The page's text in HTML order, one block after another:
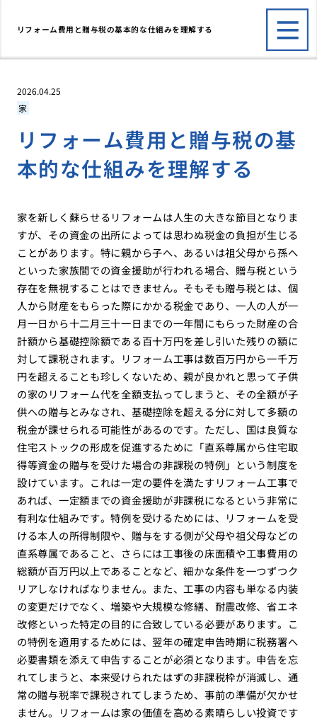
リフォーム費用と贈与税の基本的な仕組みを理解する
2026.04.25
家
リフォーム費用と贈与税の基
本的な仕組みを理解する
家を新しく蘇らせるリフォームは人生の大きな節目となりま
すが、その資金の出所によっては思わぬ税金の負担が生じる
ことがあります。特に親から子へ、あるいは祖父母から孫へ
といった家族間での資金援助が行われる場合、贈与税という
存在を無視することはできません。そもそも贈与税とは、個
人から財産をもらった際にかかる税金であり、一人の人が一
月一日から十二月三十一日までの一年間にもらった財産の合
計額から基礎控除額である百十万円を差し引いた残りの額に
対して課税されます。リフォーム工事は数百万円から一千万
円を超えることも珍しくないため、親が良かれと思って子供
の家のリフォーム代を全額支払ってしまうと、その全額が子
供への贈与とみなされ、基礎控除を超える分に対して多額の
税金が課せられる可能性があるのです。ただし、国は良質な
住宅ストックの形成を促進するために「直系尊属から住宅取
得等資金の贈与を受けた場合の非課税の特例」という制度を
設けています。これは一定の要件を満たすリフォーム工事で
あれば、一定額までの資金援助が非課税になるという非常に
有利な仕組みです。特例を受けるためには、リフォームを受
ける本人の所得制限や、贈与をする側が父母や祖父母などの
直系尊属であること、さらには工事後の床面積や工事費用の
総額が百万円以上であることなど、細かな条件を一つずつク
リアしなければなりません。また、工事の内容も単なる内装
の変更だけでなく、増築や大規模な修繕、耐震改修、省エネ
改修といった特定の目的に合致している必要があります。こ
の特例を適用するためには、翌年の確定申告時期に税務署へ
必要書類を添えて申告することが必須となります。申告を忘
れてしまうと、本来受けられたはずの非課税枠が消滅し、通
常の贈与税率で課税されてしまうため、事前の準備が欠かせ
ません。リフォームは家の価値を高める素晴らしい投資です